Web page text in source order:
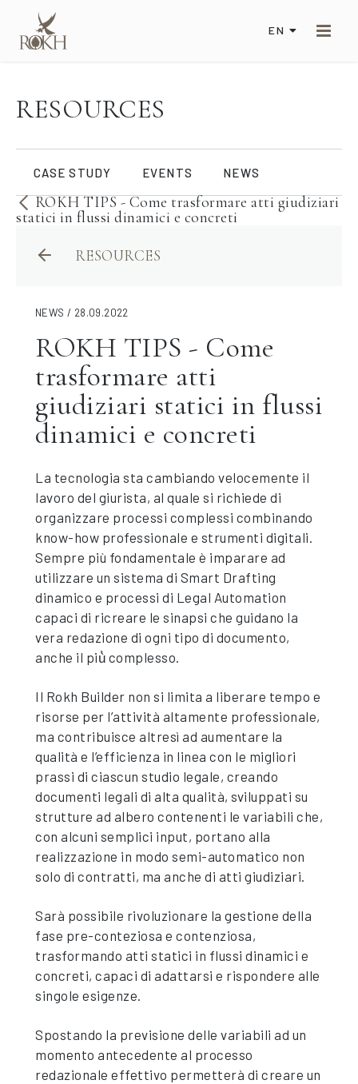
EN
RESOURCES
CASE STUDY EVENTS NEWS
ROKH TIPS - Come trasformare atti giudiziari
statici in flussi dinamici e concreti
RESOURCES
NEWS / 28.09.2022
ROKH TIPS - Come
trasformare atti
giudiziari statici in flussi
dinamici e concreti
La tecnologia sta cambiando velocemente il
lavoro del giurista, al quale si richiede di
organizzare processi complessi combinando
know-how professionale e strumenti digitali.
Sempre più fondamentale è imparare ad
utilizzare un sistema di Smart Drafting
dinamico e processi di Legal Automation
capaci di ricreare le sinapsi che guidano la
vera redazione di ogni tipo di documento,
anche il più̀ complesso.
Il Rokh Builder non si limita a liberare tempo e
risorse per l’attività altamente professionale,
ma contribuisce altresì ad aumentare la
qualità e l’efficienza in linea con le migliori
prassi di ciascun studio legale, creando
documenti legali di alta qualità, sviluppati su
strutture ad albero contenenti le variabili che,
con alcuni semplici input, portano alla
realizzazione in modo semi-automatico non
solo di contratti, ma anche di atti giudiziari.
Sarà possibile rivoluzionare la gestione della
fase pre-conteziosa e contenziosa,
trasformando atti statici in flussi dinamici e
concreti, capaci di adattarsi e rispondere alle
singole esigenze.
Spostando la previsione delle variabili ad un
momento antecedente al processo
redazionale effettivo permetterà di creare un